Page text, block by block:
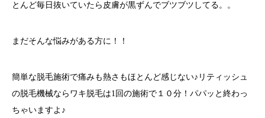
とんど毎日抜いていたら皮膚が黒ずんでブツブツしてる。。
まだそんな悩みがある方に！！
簡単な脱毛施術で痛みも熱さもほとんど感じない♪リティッシュ
の脱毛機械ならワキ脱毛は1回の施術で１０分！パパッと終わっ
ちゃいますよ♪